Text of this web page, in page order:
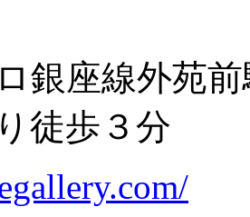
銀座線外苑
徒歩３分